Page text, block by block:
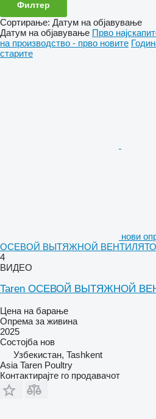
Филтер
Сортирање: Датум на објавување
Датум на објавување Прво
на производство - прво новите
старите
нови
ОСЕВОЙ ВЫТЯЖНОЙ
4
ВИДЕО
Taren ОСЕВОЙ ВЫТЯЖНОЙ
Цена на барање
Опрема за живина
2025
Состојба нов
Узбекистан, Tashkent
Asia Taren Poultry
Контактирајте го продавачот